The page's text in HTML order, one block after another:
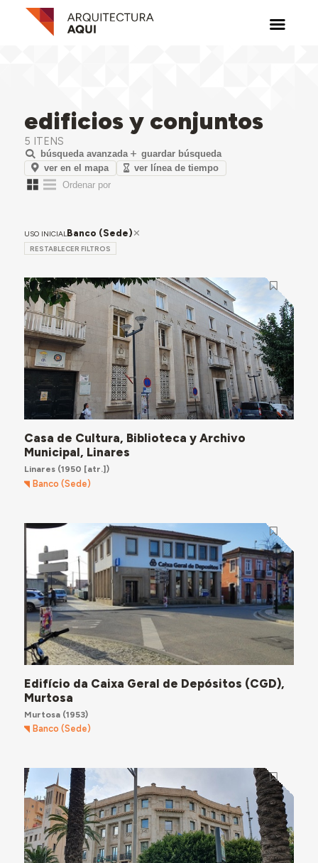
edificios y conjuntos
5 ITENS
búsqueda avanzada
guardar búsqueda
ver en el mapa
ver línea de tiempo
USO INICIALBanco (Sede)
RESTABLECER FILTROS
Casa de Cultura, Biblioteca y Archivo
Municipal, Linares
Linares(1950 [atr.])
Banco (Sede)
Edifício da Caixa Geral de Depósitos (CGD),
Murtosa
Murtosa(1953)
Banco (Sede)